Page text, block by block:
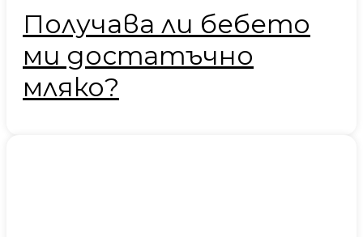
Получава ли бебето
ми достатъчно
мляко?